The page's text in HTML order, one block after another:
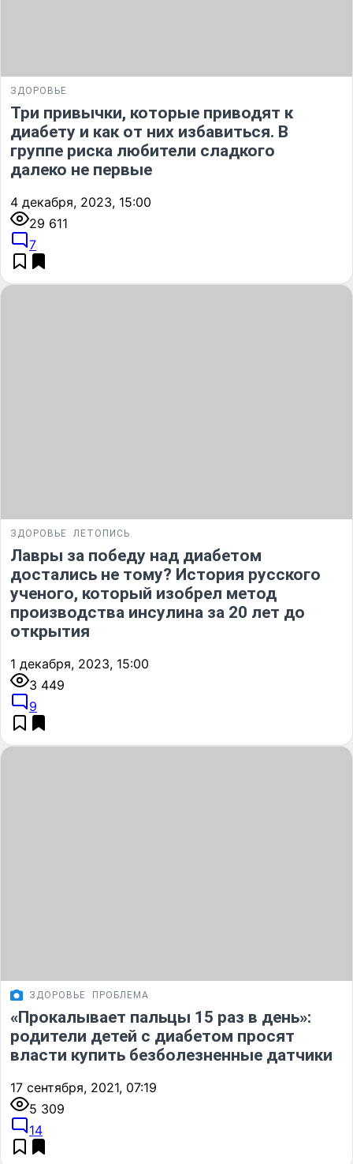
ЗДОРОВЬЕ
Три привычки, которые приводят к
диабету и как от них избавиться. В
группе риска любители сладкого
далеко не первые
4 декабря, 2023, 15:00
29 611
7
ЗДОРОВЬЕ ЛЕТОПИСЬ
Лавры за победу над диабетом
достались не тому? История русского
ученого, который изобрел метод
производства инсулина за 20 лет до
открытия
1 декабря, 2023, 15:00
3 449
9
ЗДОРОВЬЕ ПРОБЛЕМА
«Прокалывает пальцы 15 раз в день»:
родители детей с диабетом просят
власти купить безболезненные датчики
17 сентября, 2021, 07:19
5 309
14